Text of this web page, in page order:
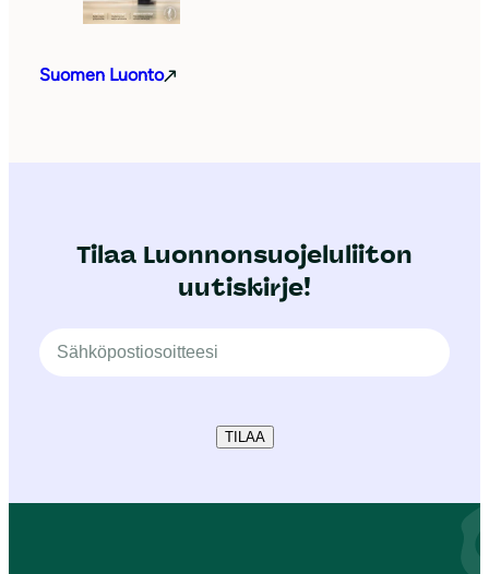
Suomen Luonto
Tilaa Luonnonsuojeluliiton
uutiskirje!
TILAA